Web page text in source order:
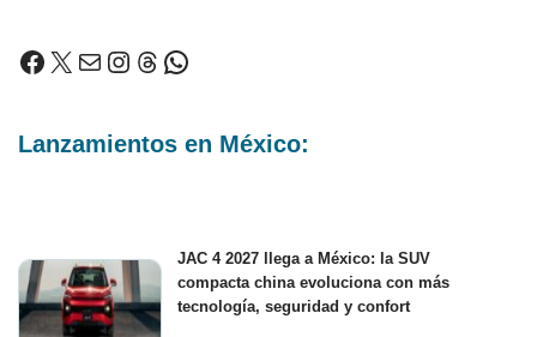
Lanzamientos en México:
JAC 4 2027 llega a México: la SUV
compacta china evoluciona con más
tecnología, seguridad y confort